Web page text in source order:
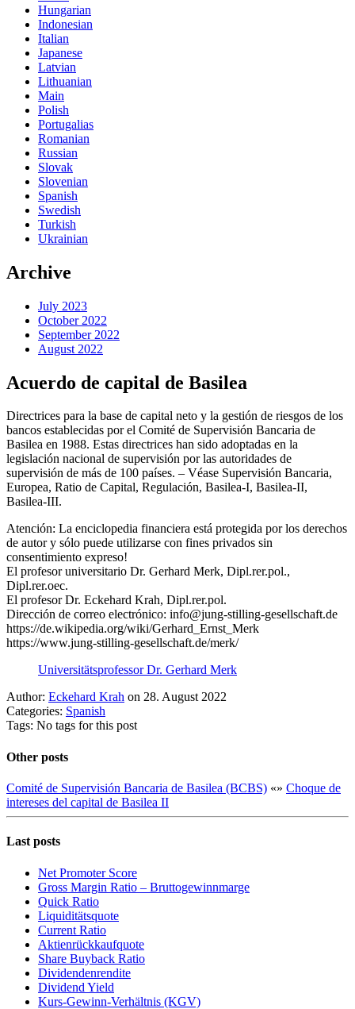
Hungarian
Indonesian
Italian
Japanese
Latvian
Lithuanian
Main
Polish
Portugalias
Romanian
Russian
Slovak
Slovenian
Spanish
Swedish
Turkish
Ukrainian
Archive
July 2023
October 2022
September 2022
August 2022
Acuerdo de capital de Basilea
Directrices para la base de capital neto y la gestión de riesgos de los
bancos establecidas por el Comité de Supervisión Bancaria de
Basilea en 1988. Estas directrices han sido adoptadas en la
legislación nacional de supervisión por las autoridades de
supervisión de más de 100 países. – Véase Supervisión Bancaria,
Europea, Ratio de Capital, Regulación, Basilea-I, Basilea-II,
Basilea-III.
Atención: La enciclopedia financiera está protegida por los derechos
de autor y sólo puede utilizarse con fines privados sin
consentimiento expreso!
El profesor universitario Dr. Gerhard Merk, Dipl.rer.pol.,
Dipl.rer.oec.
El profesor Dr. Eckehard Krah, Dipl.rer.pol.
Dirección de correo electrónico: info@jung-stilling-gesellschaft.de
https://de.wikipedia.org/wiki/Gerhard_Ernst_Merk
https://www.jung-stilling-gesellschaft.de/merk/
Universitätsprofessor Dr. Gerhard Merk
Author: Eckehard Krah on 28. August 2022
Categories: Spanish
Tags: No tags for this post
Other posts
Comité de Supervisión Bancaria de Basilea (BCBS) «» Choque de
intereses del capital de Basilea II
Last posts
Net Promoter Score
Gro ss Margin Ratio – Bruttogewinnmarge
Quic k Ratio
Liquiditätsquote
Current Ratio
Aktienrückkaufquote
Sha re Buyback Ratio
Dividendenrendite
Dividend Yield
Kurs-Gewinn-Verhältnis (KGV)